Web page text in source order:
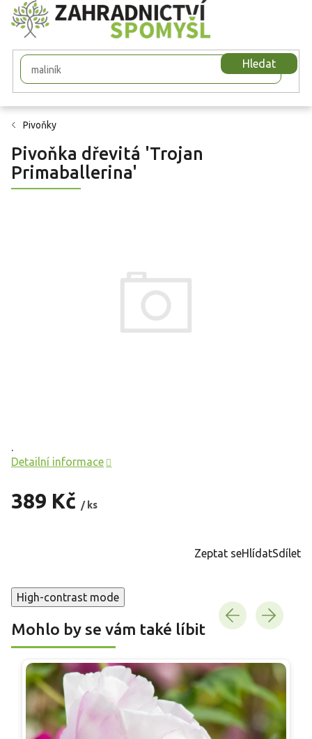
Přejít
na
obsah
Hledat
Pivoňky
Pivoňka dřevitá 'Trojan
Primaballerina'
389 Kč / ks
Detailní informace
Zeptat seHlídatSdílet
High-contrast mode
Mohlo by se vám také líbit